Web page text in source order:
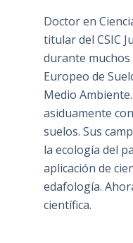
Doctor en
titular del CSIC
durante muchos
Europeo de
Medio
asiduamente
suelos. Sus
la ecología del
aplicación de
edafología.
científica.